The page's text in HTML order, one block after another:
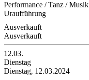
Performance / Tanz / Musik
Uraufführung
Ausverkauft
Ausverkauft
12.03.
Dienstag
Dienstag, 12.03.2024